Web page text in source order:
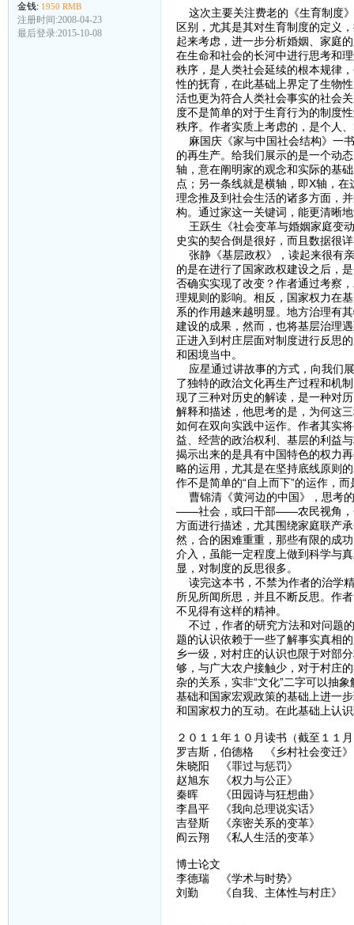
金钱: 1950 RMB
注册时间:2008-04-23
最后登录:2015-10-08
这次主要关注费老的《生育制度
区别，尤其是其对生育制度的定义
起来考虑，进一步分析婚姻、家庭
在生命和社会的长河中进行思考和
秩序，是人类社会延续的根本规律
性的抚育，在此基础上界定了生物
活也更为符合人类社会事实的社会
度不是简单的对于生育行为的制度
秩序。作者实质上考虑的，是个人
麻国庆《家与中国社会结构》一
的再生产。给我们展示的是一个动
轴，意在阐明家的观念和实际的基
点；另一条线就是横轴，即X轴，在
理念推及到社会生活的诸多方面，
构。通过家这一关键词，能更清晰
王跃生《社会变革与婚姻家庭变
史实的契合倒是很好，而且数据很
张静《基层政权》，读起来很有
的是在进行了国家政权建设之后，
否确实实现了改变？作者通过考察
理规则的影响。相反，国家权力在
系的作用越来越明显。地方治理有
建设的成果，然而，也将基层治理
正进入到村庄层面对制度进行反思
和困境当中。
应星通过讲故事的方式，向我们
了独特的政治文化再生产过程和机
现了三种对历史的解读，是一种对
解释和描述，他思考的是，为何这
如何在双向实践中运作。作者其实
益、经营的政治权利、基层的利益
揭示出来的是具有中国特色的权力
略的运用，尤其是在坚持底线原则
作不是简单的“自上而下”的运作，
曹锦清《黄河边的中国》，思考
——社会，或曰干部——农民视角，
方面进行描述，尤其围绕家庭联产
然，合的困难重重，那些有限的成
介入，虽能一定程度上做到科学与
显，对制度的反思很多。
读完这本书，不禁为作者的治学
所见所闻所思，并且不断反思。作
不见得有这样的精神。
不过，作者的研究方法和对问题
题的认识依赖于一些了解事实真相
乡一级，对村庄的认识也限于对部
够，与广大农户接触少，对于村庄
杂的关系，实非“文化”二字可以抽
基础和国家宏观政策的基础上进一
和国家权力的互动。在此基础上认
２０１１年１０月读书（截至１１
罗吉斯，伯德格 《乡村社会变迁》
朱晓阳 《罪过与惩罚》
赵旭东 《权力与公正》
秦晖 《田园诗与狂想曲》
李昌平 《我向总理说实话》
吉登斯 《亲密关系的变革》
阎云翔 《私人生活的变革》
博士论文
李德瑞 《学术与时势》
刘勤 《自我、主体性与村庄》